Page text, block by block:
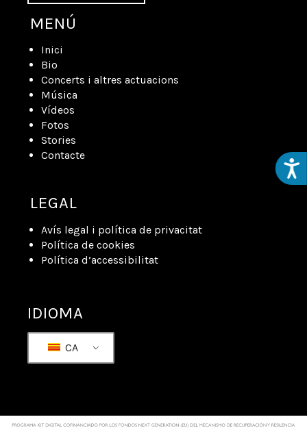
MENÚ
Inici
Bio
Concerts i altres actuacions
Música
Vídeos
Fotos
Stories
Contacte
LEGAL
Avís legal i política de privacitat
Política de cookies
Política d’accessibilitat
IDIOMA
CA